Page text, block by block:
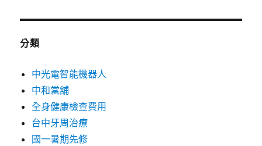
分類
中光電智能機器人
中和當舖
全身健康檢查費用
台中牙周治療
國一暑期先修